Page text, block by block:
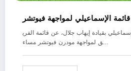
الإسماعيلي لمواجهة فيوتشر
بقيادة إيهاب جلال، عن قائمة الفري
ق لمواجهة مودرن فيوتشر مساء…